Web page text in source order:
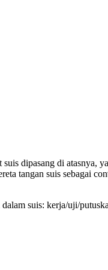
dipasang di atasnya,
tangan suis sebagai
suis: kerja/uji/